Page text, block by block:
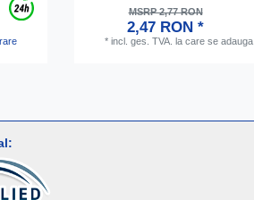
MSRP 2,77 RON
2,47 RON *
* incl. ges. TVA. la care se adauga.